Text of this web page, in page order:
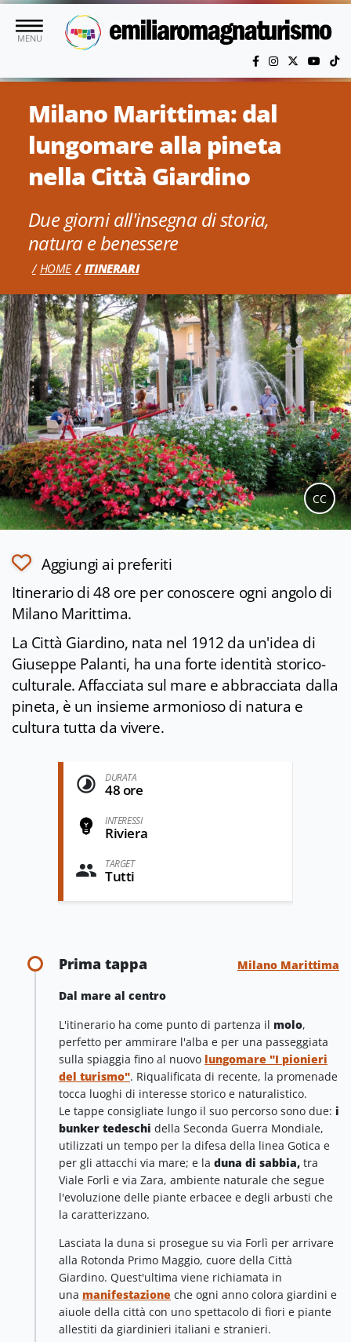
Vai al contenuto principale
MENU
Milano Marittima: dal
lungomare alla pineta
nella Città Giardino
Due giorni all'insegna di storia,
natura e benessere
HOME ITINERARI
CC
Aggiungi ai preferiti
Itinerario di 48 ore per conoscere ogni angolo di
Milano Marittima.
La Città Giardino, nata nel 1912 da un'idea di
Giuseppe Palanti, ha una forte identità storico-
culturale. Affacciata sul mare e abbracciata dalla
pineta, è un insieme armonioso di natura e
cultura tutta da vivere.
DURATA
48 ore
INTERESSI
Riviera
TARGET
Tutti
Prima tappa Milano Marittima
Dal mare al centro
L'itinerario ha come punto di partenza il molo,
perfetto per ammirare l'alba e per una passeggiata
sulla spiaggia fino al nuovo lungomare "I pionieri
del turismo". Riqualificata di recente, la promenade
tocca luoghi di interesse storico e naturalistico.
Le tappe consigliate lungo il suo percorso sono due: i
bunker tedeschi della Seconda Guerra Mondiale,
utilizzati un tempo per la difesa della linea Gotica e
per gli attacchi via mare; e la duna di sabbia, tra
Viale Forlì e via Zara, ambiente naturale che segue
l'evoluzione delle piante erbacee e degli arbusti che
la caratterizzano.
Lasciata la duna si prosegue su via Forlì per arrivare
alla Rotonda Primo Maggio, cuore della Città
Giardino. Quest'ultima viene richiamata in
una manifestazione che ogni anno colora giardini e
aiuole della città con uno spettacolo di fiori e piante
allestiti da giardinieri italiani e stranieri.